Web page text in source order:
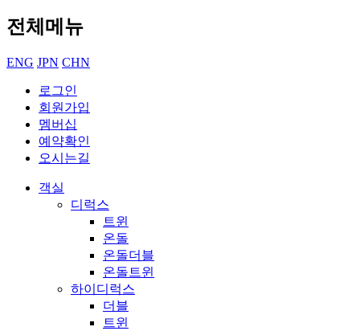
전체메뉴
ENG JPN CHN
로그인
회원가입
멤버십
예약확인
오시는길
객실
디럭스
트윈
온돌
온돌더블
온돌트윈
하이디럭스
더블
트윈